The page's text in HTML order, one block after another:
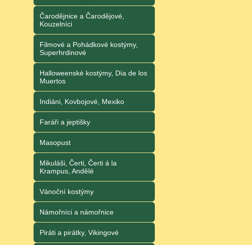
Čarodějnice a Čarodějové,
Kouzelníci
Filmové a Pohádkové kostýmy,
Superhrdinové
Halloweenské kostýmy, Día de los
Muertos
Indiáni, Kovbojové, Mexiko
Faráři a jeptišky
Masopust
Mikuláši, Čerti, Čerti á la
Krampus, Andělé
Vánoční kostýmy
Námořníci a námořnice
Piráti a pirátky, Vikingové